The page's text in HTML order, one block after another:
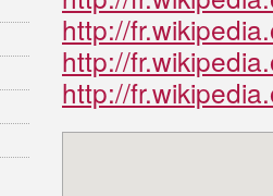
http://
http://
http://